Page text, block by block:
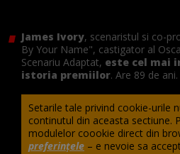
James Ivory, scenaristul si co-
By Your Name", castigator al
Scenariu Adaptat, este cel mai
istoria premiilor. Are 89 de ani.
Setarile tale privind cookie-urile
continutul din aceasta sectiune.
modulelor coookie direct din
preferințele – e nevoie sa